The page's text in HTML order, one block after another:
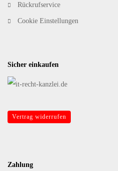
Rückrufservice
Cookie Einstellungen
Sicher einkaufen
Vertrag widerrufen
Zahlung